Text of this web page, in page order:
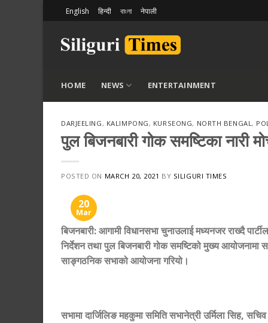
content
English हिन्दी বাংলা नेपाली
HOME NEWS ENTERTAINMENT
DARJEELING, KALIMPONG, KURSEONG, NORTH BENGAL,
पुल बिजनबारी गोक समष्टिका नारी
POSTED ON MARCH 20, 2021 BY SILIGURI TIMES
20
Mar
बिजनबारी: आगामी विधानसभा चुनाउलाई मध्यनजर राख्दै
निर्देशन तथा पुल बिजनबारी गोक समष्टिको मुख्य आयोजनामा
साङ्गठनिक सभाको आयोजना गरियो।
सभामा दार्जिलिङ महकुमा समिति सभानेत्री उर्मिला सिह,